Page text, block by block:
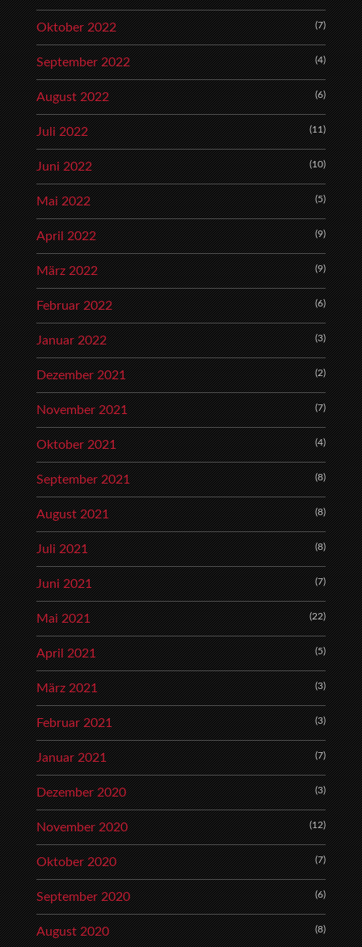
Oktober 2022 (7)
September 2022 (4)
August 2022 (6)
Juli 2022 (11)
Juni 2022 (10)
Mai 2022 (5)
April 2022 (9)
März 2022 (9)
Februar 2022 (6)
Januar 2022 (3)
Dezember 2021 (2)
November 2021 (7)
Oktober 2021 (4)
September 2021 (8)
August 2021 (8)
Juli 2021 (8)
Juni 2021 (7)
Mai 2021 (22)
April 2021 (5)
März 2021 (3)
Februar 2021 (3)
Januar 2021 (7)
Dezember 2020 (3)
November 2020 (12)
Oktober 2020 (7)
September 2020 (6)
August 2020 (8)